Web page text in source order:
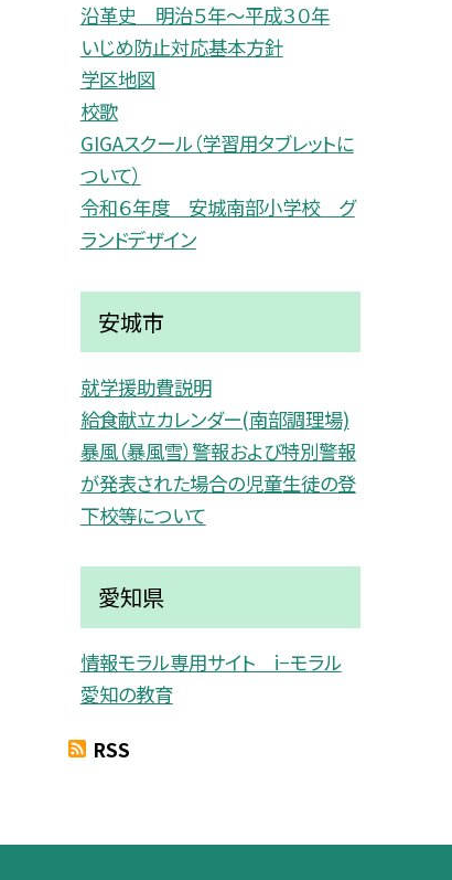
沿革史 明治５年〜平成３０年
いじめ防止対応基本方針
学区地図
校歌
GIGAスクール（学習用タブレットに
ついて）
令和６年度 安城南部小学校 グ
ランドデザイン
安城市
就学援助費説明
給食献立カレンダー(南部調理場)
暴風（暴風雪）警報および特別警報
が発表された場合の児童生徒の登
下校等について
愛知県
情報モラル専用サイト i−モラル
愛知の教育
RSS